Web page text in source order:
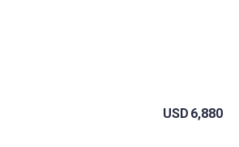
USD 6,880